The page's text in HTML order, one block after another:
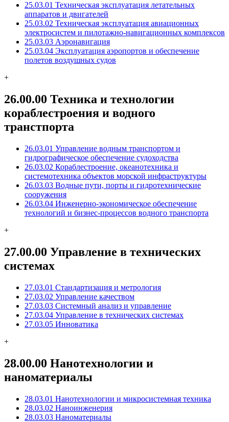
25.03.01 Техническая эксплуатация летательных
аппаратов и двигателей
25.03.02 Техническая эксплуатация авиационных
электросистем и пилотажно-навигационных комплексов
25.03.03 Аэронавигация
25.03.04 Эксплуатация аэропортов и обеспечение
полетов воздушных судов
+
26.00.00 Техника и технологии
кораблестроения и водного
транстпорта
26.03.01 Управление водным транспортом и
гидрографическое обеспечение судоходства
26.03.02 Кораблестроение, океанотехника и
системотехника объектов морской инфраструктуры
26.03.03 Водные пути, порты и гидротехнические
сооружения
26.03.04 Инженерно-экономическое обеспечение
технологий и бизнес-процессов водного транспорта
+
27.00.00 Управление в технических
системах
27.03.01 Стандартизация и метрология
27.03.02 Управление качеством
27.03.03 Системный анализ и управление
27.03.04 Управление в технических системах
27.03.05 Инноватика
+
28.00.00 Нанотехнологии и
наноматериалы
28.03.01 Нанотехнологии и микросистемная техника
28.03.02 Наноинженерия
28.03.03 Наноматериалы